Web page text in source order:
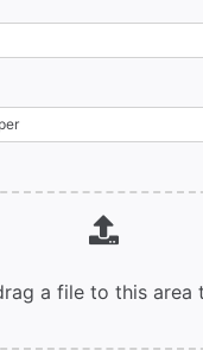
a file to this area